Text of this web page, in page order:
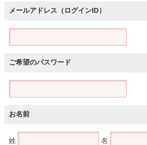
メールアドレス（ログインID）
ご希望のパスワード
お名前
姓 名